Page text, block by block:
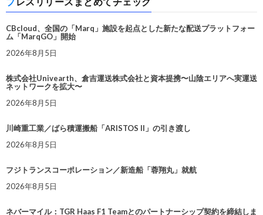
CBcloud、全国の「Marq」施設を起点とした新たな配送プラットフォー
ム「MarqGO」開始
2026年8月5日
株式会社Univearth、倉吉運送株式会社と資本提携〜山陰エリアへ実運送
ネットワークを拡大〜
2026年8月5日
川崎重工業／ばら積運搬船「ARISTOS II」の引き渡し
2026年8月5日
フジトランスコーポレーション／新造船「蓉翔丸」就航
2026年8月5日
ネバーマイル：TGR Haas F1 Teamとのパートナーシップ契約を締結しま